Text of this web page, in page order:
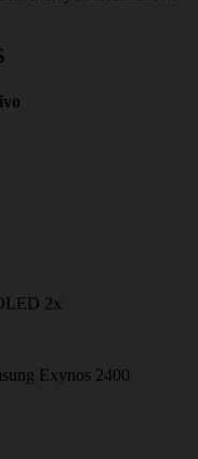
2x
Exynos 2400